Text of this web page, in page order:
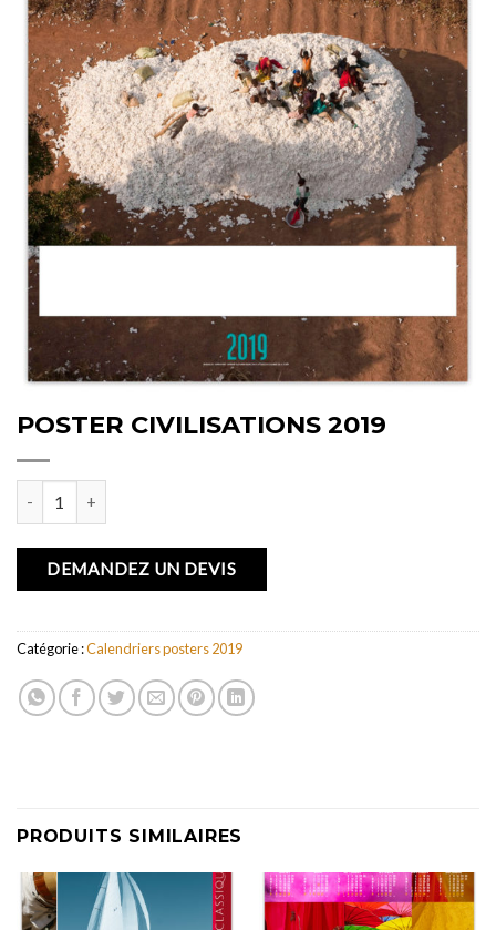
POSTER CIVILISATIONS 2019
DEMANDEZ UN DEVIS
Catégorie :Calendriers posters 2019
PRODUITS SIMILAIRES